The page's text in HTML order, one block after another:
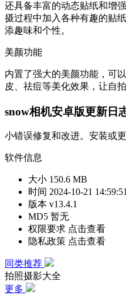
还具备丰富的动态贴纸和增
摄过程中加入各种有趣的贴
添趣味和个性。
美颜功能
内置了强大的美颜功能，可
皮、祛痘等美化效果，让自
snow相机安卓版更新日
小错误修复和改进。安装或
软件信息
大小 150.6 MB
时间 2024-10-21
版本 v13.4.1
MD5 暂无
权限要求 点击查看
隐私政策 点击查看
同类推荐
拍照摄影大全
更多